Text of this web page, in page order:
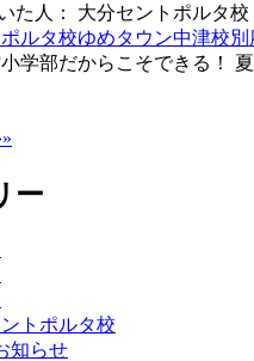
た人： 大分セントポルタ校
ルタ校ゆめタウン中津校別
学部だからこそできる！
»
ー
トポルタ校
知らせ